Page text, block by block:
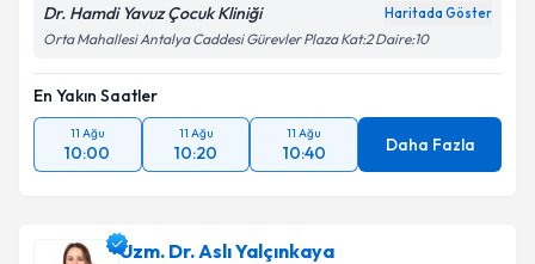
Dr. Hamdi Yavuz Çocuk Kliniği Haritada Göster
Orta Mahallesi Antalya Caddesi Gürevler Plaza Kat:2 Daire:10
En Yakın Saatler
11 Ağu
10:00
11 Ağu
10:20
11 Ağu
10:40 Daha Fazla
Uzm. Dr. Aslı Yalçınkaya